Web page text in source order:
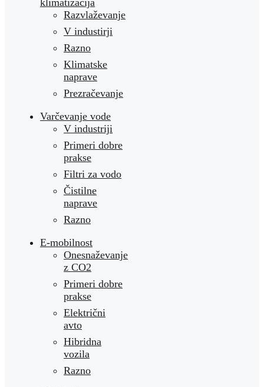
klimatizacija
Razvlaževanje
V industirji
Razno
Klimatske
naprave
Prezračevanje
Varčevanje vode
V industriji
Primeri dobre
prakse
Filtri za vodo
Čistilne
naprave
Razno
E-mobilnost
Onesnaževanje
z CO2
Primeri dobre
prakse
Električni
avto
Hibridna
vozila
Razno